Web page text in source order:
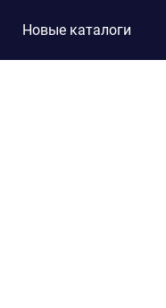
Новые каталоги